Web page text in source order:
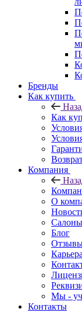
Бренды
Как купить
Как
Компания
О
Блог
Карьера
Мы -
Контакты